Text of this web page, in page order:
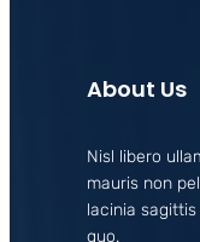
About Us
Nisl libero
mauris non
lacinia
quo.